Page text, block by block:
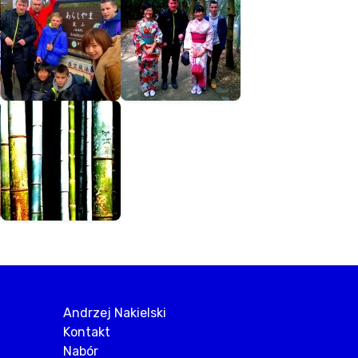
Andrzej Nakielski
Kontakt
Nabór